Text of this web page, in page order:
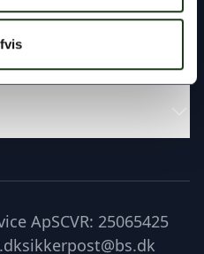
ApSCVR: 25065425
sikkerpost@bs.dk